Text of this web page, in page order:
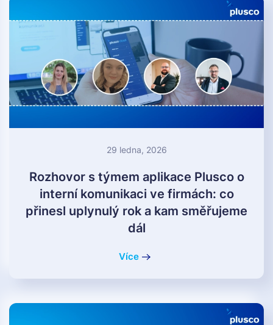
29 ledna, 2026
Rozhovor s týmem aplikace Plusco o
interní komunikaci ve firmách: co
přinesl uplynulý rok a kam směřujeme
dál
Více